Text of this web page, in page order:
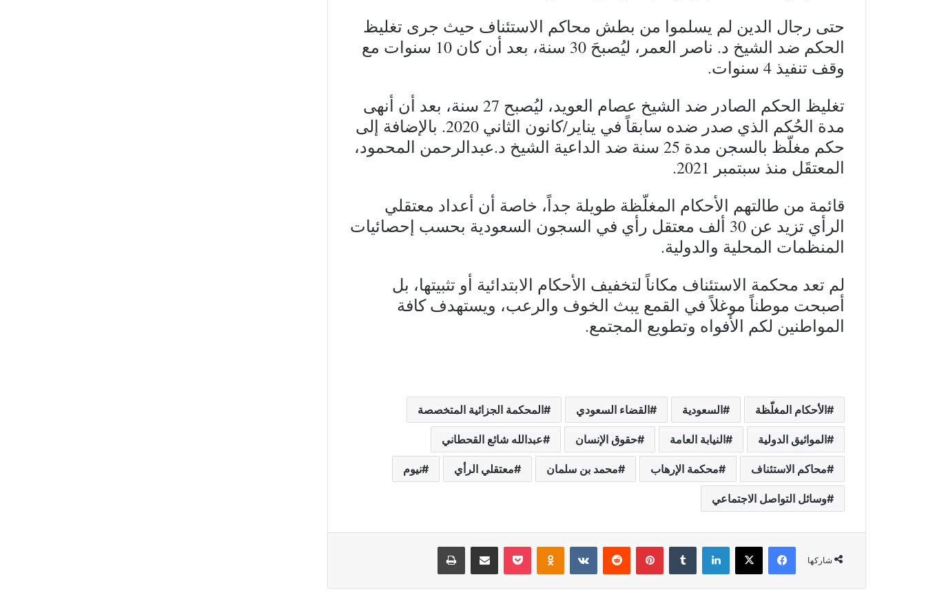
حتى رجال الدين لم يسلموا من بطش محاكم الاستئناف حيث جرى تغليظ
الحكم ضد الشيخ د. ناصر العمر، ليُصبحَ 30 سنة، بعد أن كان 10 سنوات مع
وقف تنفيذ 4 سنوات.
تغليظ الحكم الصادر ضد الشيخ عصام العويد، ليُصبح 27 سنة، بعد أن أنهى
مدة الحُكم الذي صدر ضده سابقاً في يناير/كانون الثاني 2020. بالإضافة إلى
حكم مغلّظ بالسجن مدة 25 سنة ضد الداعية الشيخ د.عبدالرحمن المحمود،
المعتقَل منذ سبتمبر 2021.
قائمة من طالتهم الأحكام المغلّظة طويلة جداً، خاصة أن أعداد معتقلي
الرأي تزيد عن 30 ألف معتقل رأي في السجون السعودية بحسب إحصائيات
المنظمات المحلية والدولية.
لم تعد محكمة الاستئناف مكاناً لتخفيف الأحكام الابتدائية أو تثبيتها، بل
أصبحت موطناً موغلاً في القمع يبث الخوف والرعب، ويستهدف كافة
المواطنين لكم الأفواه وتطويع المجتمع.
الأحكام المغلّظة السعودية القضاء السعودي المحكمة الجزائية المتخصصة
المواثيق الدولية النيابة العامة حقوق الإنسان عبدالله شائع القحطاني
محاكم الاستئناف محكمة الإرهاب محمد بن سلمان معتقلي الرأي نيوم
وسائل التواصل الاجتماعي
شاركها
فيسبوك X لينكدإن بينتيريست Odnoklassniki
بوكيت مشاركة عبر البريد طباعة